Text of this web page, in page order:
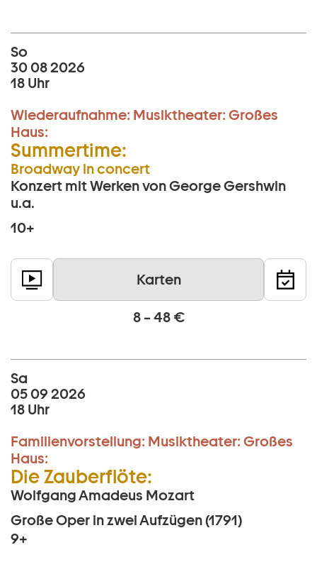
So
30 08 2026
18 Uhr
Wiederaufnahme: Musiktheater: Großes
Haus:
Summertime:
Broadway in concert
Konzert mit Werken von George Gershwin
u.a.
10+
Karten
8 – 48 €
Sa
05 09 2026
18 Uhr
Familienvorstellung: Musiktheater: Großes
Haus:
Die Zauberflöte:
Wolfgang Amadeus Mozart
Große Oper in zwei Aufzügen (1791)
9+